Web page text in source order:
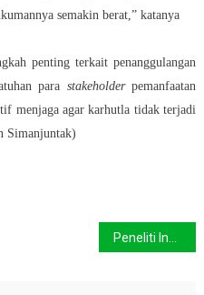
semakin berat,” katanya
penting terkait penanggulangan
para stakeholderpemanfaatan
menjaga agar karhutla tidak terjadi
Simanjuntak)